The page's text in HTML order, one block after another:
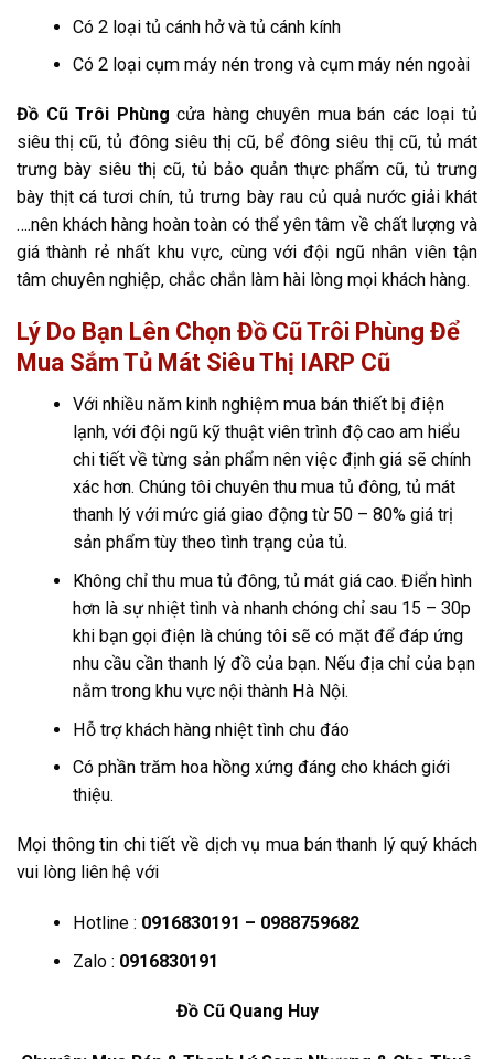
Có 2 loại tủ cánh hở và tủ cánh kính
Có 2 loại cụm máy nén trong và cụm máy nén ngoài
Đồ Cũ Trôi Phùng cửa hàng chuyên mua bán các loại tủ
siêu thị cũ, tủ đông siêu thị cũ, bể đông siêu thị cũ, tủ mát
trưng bày siêu thị cũ, tủ bảo quản thực phẩm cũ, tủ trưng
bày thịt cá tươi chín, tủ trưng bày rau củ quả nước giải khát
….nên khách hàng hoàn toàn có thể yên tâm về chất lượng và
giá thành rẻ nhất khu vực, cùng với đội ngũ nhân viên tận
tâm chuyên nghiệp, chắc chắn làm hài lòng mọi khách hàng.
Lý Do Bạn Lên Chọn Đồ Cũ Trôi Phùng Để
Mua Sắm Tủ Mát Siêu Thị IARP Cũ
Với nhiều năm kinh nghiệm mua bán thiết bị điện
lạnh, với đội ngũ kỹ thuật viên trình độ cao am hiểu
chi tiết về từng sản phẩm nên việc định giá sẽ chính
xác hơn. Chúng tôi chuyên thu mua tủ đông, tủ mát
thanh lý với mức giá giao động từ 50 – 80% giá trị
sản phẩm tùy theo tình trạng của tủ.
Không chỉ thu mua tủ đông, tủ mát giá cao. Điển hình
hơn là sự nhiệt tình và nhanh chóng chỉ sau 15 – 30p
khi bạn gọi điện là chúng tôi sẽ có mặt để đáp ứng
nhu cầu cần thanh lý đồ của bạn. Nếu địa chỉ của bạn
nằm trong khu vực nội thành Hà Nội.
Hỗ trợ khách hàng nhiệt tình chu đáo
Có phần trăm hoa hồng xứng đáng cho khách giới
thiệu.
Mọi thông tin chi tiết về dịch vụ mua bán thanh lý quý khách
vui lòng liên hệ với
Hotline : 0916830191 – 0988759682
Zalo : 0916830191
Đồ Cũ Quang Huy